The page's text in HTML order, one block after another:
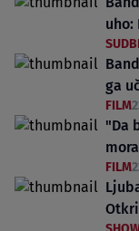
uho:
ga
FILM
"Da
FILM